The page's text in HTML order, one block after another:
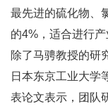
最先进的硫化物、
的4%，适合进行产
除了马骋教授的研
日本东京工业大学
表论文表示，团队